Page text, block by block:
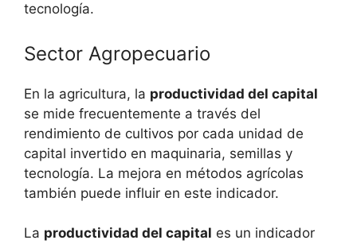
tecnología.
Sector Agropecuario
En la agricultura, la productividad del capital
se mide frecuentemente a través del
rendimiento de cultivos por cada unidad de
capital invertido en maquinaria, semillas y
tecnología. La mejora en métodos agrícolas
también puede influir en este indicador.
La productividad del capital es un indicador